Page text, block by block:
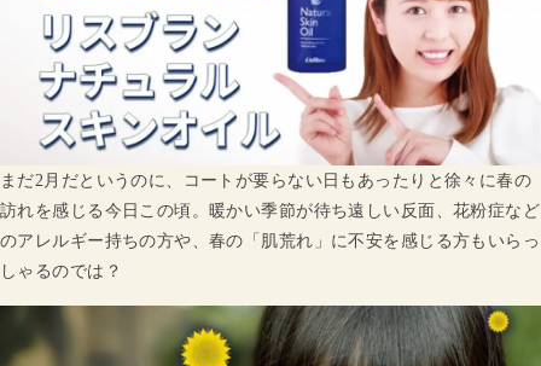
まだ2月だというのに、コートが要らない日もあったりと徐々に春の
訪れを感じる今日この頃。暖かい季節が待ち遠しい反面、花粉症など
のアレルギー持ちの方や、春の「肌荒れ」に不安を感じる方もいらっ
しゃるのでは？